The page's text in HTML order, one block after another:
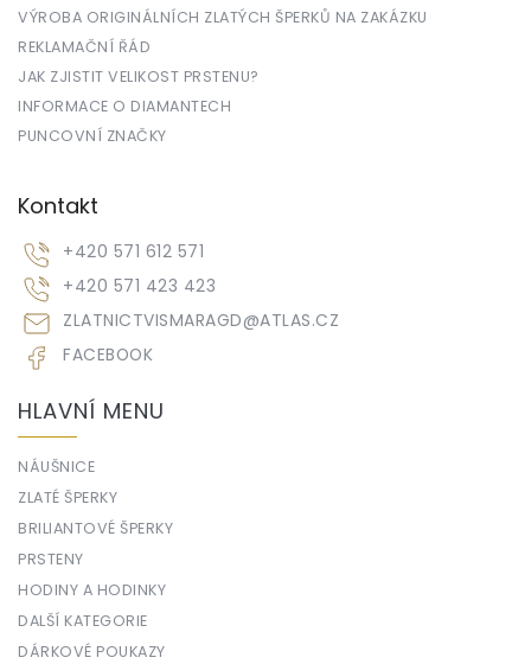
VÝROBA ORIGINÁLNÍCH ZLATÝCH ŠPERKŮ NA ZAKÁZKU
REKLAMAČNÍ ŘÁD
JAK ZJISTIT VELIKOST PRSTENU?
INFORMACE O DIAMANTECH
PUNCOVNÍ ZNAČKY
Kontakt
ZLATNICTVISMARAGD@ATLAS.CZ
+420 571 612 571
+420 571 423 423
FACEBOOK
HLAVNÍ MENU
NÁUŠNICE
ZLATÉ ŠPERKY
BRILIANTOVÉ ŠPERKY
PRSTENY
HODINY A HODINKY
DALŠÍ KATEGORIE
DÁRKOVÉ POUKAZY